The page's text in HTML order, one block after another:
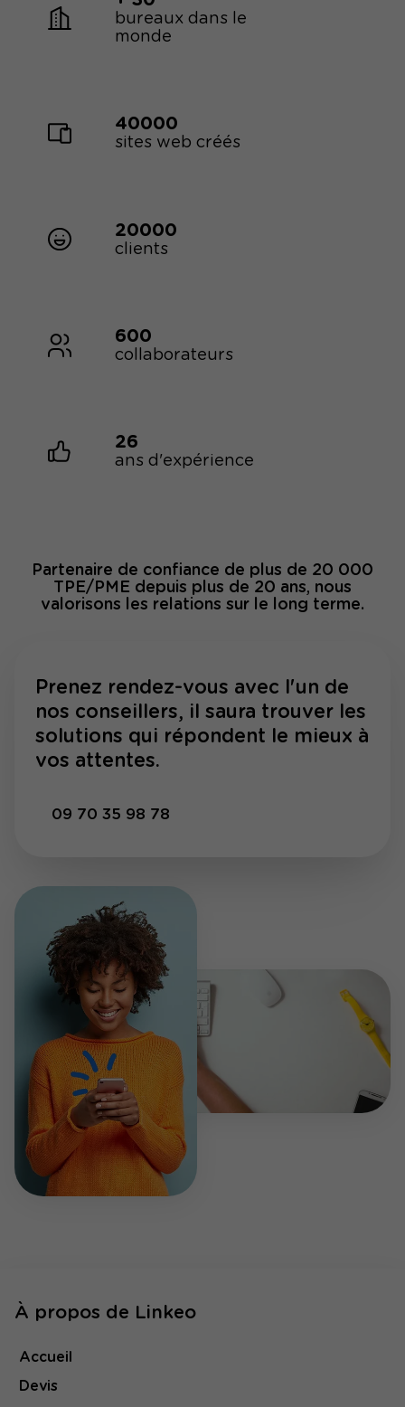
bureaux dans le
monde
40000
sites web créés
20000
clients
600
collaborateurs
26
ans d'expérience
Partenaire de confiance de plus de 20 000
TPE/PME depuis plus de 20 ans, nous
valorisons les relations sur le long terme.
Prenez rendez-vous avec l'un de
nos conseillers, il saura trouver les
solutions qui répondent le mieux à
vos attentes.
09 70 35 98 78
À propos de Linkeo
Accueil
Devis